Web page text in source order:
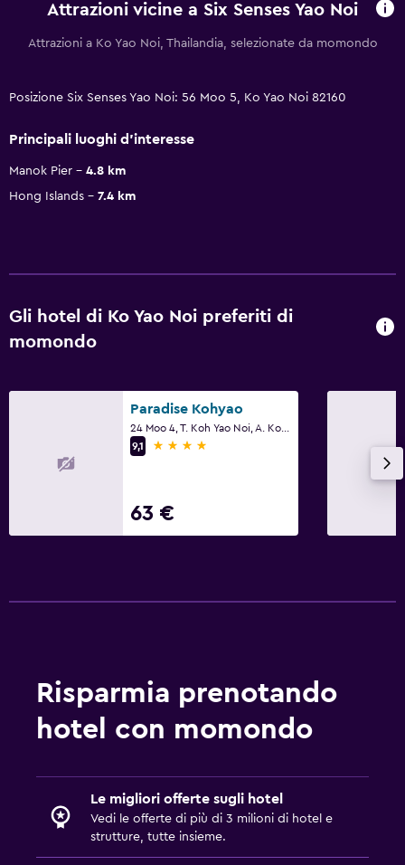
Attrazioni vicine a Six Senses Yao Noi
Attrazioni a Ko Yao Noi, Thailandia, selezionate da momondo
Posizione Six Senses Yao Noi: 56 Moo 5, Ko Yao Noi 82160
Principali luoghi d'interesse
Manok Pier
4.8 km
Hong Islands
7.4 km
Gli hotel di Ko Yao Noi preferiti di
momondo
Paradise Kohyao
9,1
4 stelle
63 €
Risparmia prenotando
hotel con momondo
Le migliori offerte sugli hotel
Vedi le offerte di più di 3 milioni di hotel e
strutture, tutte insieme.